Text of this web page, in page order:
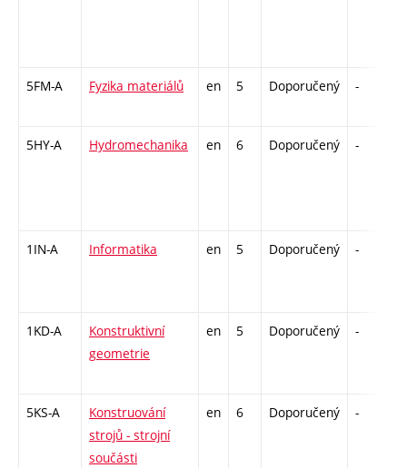
5FM-A Fyzika materiálů en 5 Doporučený -
5HY-A Hydromechanika en 6 Doporučený -
1IN-A Informatika en 5 Doporučený -
1KD-A
Konstruktivní
geometrie
en 5 Doporučený -
5KS-A
Konstruování
strojů - strojní
součásti
en 6 Doporučený -